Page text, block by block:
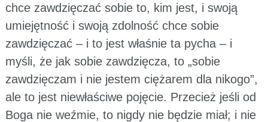
chce zawdzięczać sobie to, kim jest, i swoją
umiejętność i swoją zdolność chce sobie
zawdzięczać – i to jest właśnie ta pycha – i
myśli, że jak sobie zawdzięcza, to „sobie
zawdzięczam i nie jestem ciężarem dla nikogo”,
ale to jest niewłaściwe pojęcie. Przecież jeśli od
Boga nie weźmie, to nigdy nie będzie miał; i nie